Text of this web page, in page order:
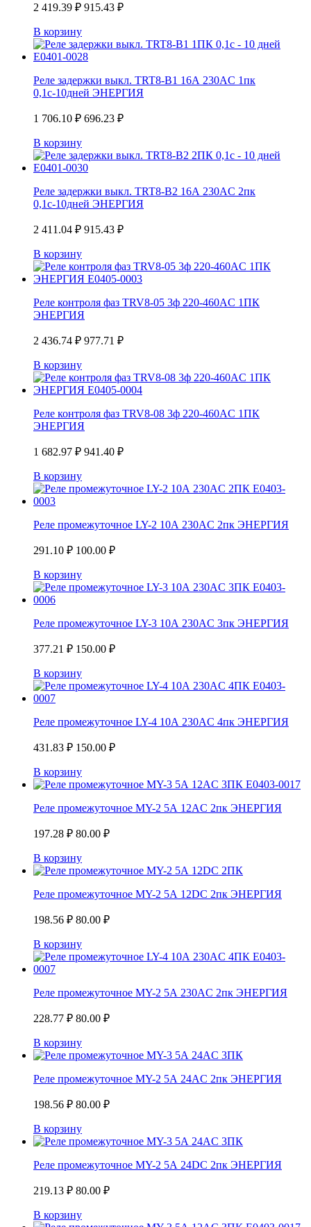
2 419.39 ₽ 915.43 ₽
В корзину
Реле задержки выкл. TRT8-B1 16А 230AС 1пк
0,1с-10дней ЭНЕРГИЯ
1 706.10 ₽ 696.23 ₽
В корзину
Реле задержки выкл. TRT8-B2 16А 230AС 2пк
0,1с-10дней ЭНЕРГИЯ
2 411.04 ₽ 915.43 ₽
В корзину
Реле контроля фаз TRV8-05 3ф 220-460AC 1ПК
ЭНЕРГИЯ
2 436.74 ₽ 977.71 ₽
В корзину
Реле контроля фаз TRV8-08 3ф 220-460AC 1ПК
ЭНЕРГИЯ
1 682.97 ₽ 941.40 ₽
В корзину
Реле промежуточное LY-2 10А 230AC 2пк ЭНЕРГИЯ
291.10 ₽ 100.00 ₽
В корзину
Реле промежуточное LY-3 10А 230AC 3пк ЭНЕРГИЯ
377.21 ₽ 150.00 ₽
В корзину
Реле промежуточное LY-4 10А 230AC 4пк ЭНЕРГИЯ
431.83 ₽ 150.00 ₽
В корзину
Реле промежуточное MY-2 5А 12AC 2пк ЭНЕРГИЯ
197.28 ₽ 80.00 ₽
В корзину
Реле промежуточное MY-2 5А 12DC 2пк ЭНЕРГИЯ
198.56 ₽ 80.00 ₽
В корзину
Реле промежуточное MY-2 5А 230AC 2пк ЭНЕРГИЯ
228.77 ₽ 80.00 ₽
В корзину
Реле промежуточное MY-2 5А 24AC 2пк ЭНЕРГИЯ
198.56 ₽ 80.00 ₽
В корзину
Реле промежуточное MY-2 5А 24DC 2пк ЭНЕРГИЯ
219.13 ₽ 80.00 ₽
В корзину